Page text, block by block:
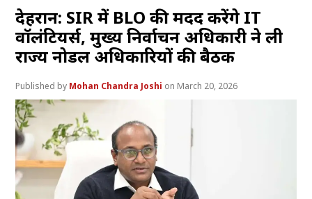
देहरादून: SIR में BLO की मदद करेंगे IT
वॉलंटियर्स, मुख्य निर्वाचन अधिकारी ने ली
राज्य नोडल अधिकारियों की बैठक
Mohan Chandra Joshi March 20, 2026